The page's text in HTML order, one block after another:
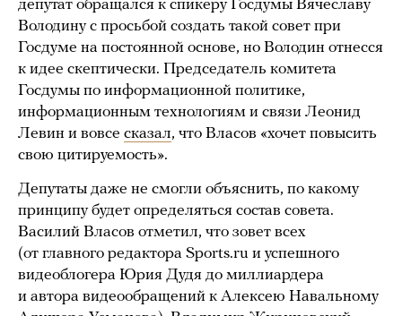
депутат обращался к спикеру Госдумы Вячеславу
Володину с просьбой создать такой совет при
Госдуме на постоянной основе, но Володин отнесся
к идее скептически. Председатель комитета
Госдумы по информационной политике,
информационным технологиям и связи Леонид
Левин и вовсе сказал, что Власов «хочет повысить
свою цитируемость».
Депутаты даже не смогли объяснить, по какому
принципу будет определяться состав совета.
Василий Власов отметил, что зовет всех
(от главного редактора Sports.ru и успешного
видеоблогера Юрия Дудя до миллиардера
и автора видеообращений к Алексею Навальному